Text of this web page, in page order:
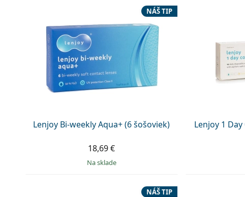
Lenjoy Bi-weekly Aqua+ (6 šošoviek)
NÁŠ TIP
18,69 €
na sklade
Lenjoy 1
NÁŠ TIP